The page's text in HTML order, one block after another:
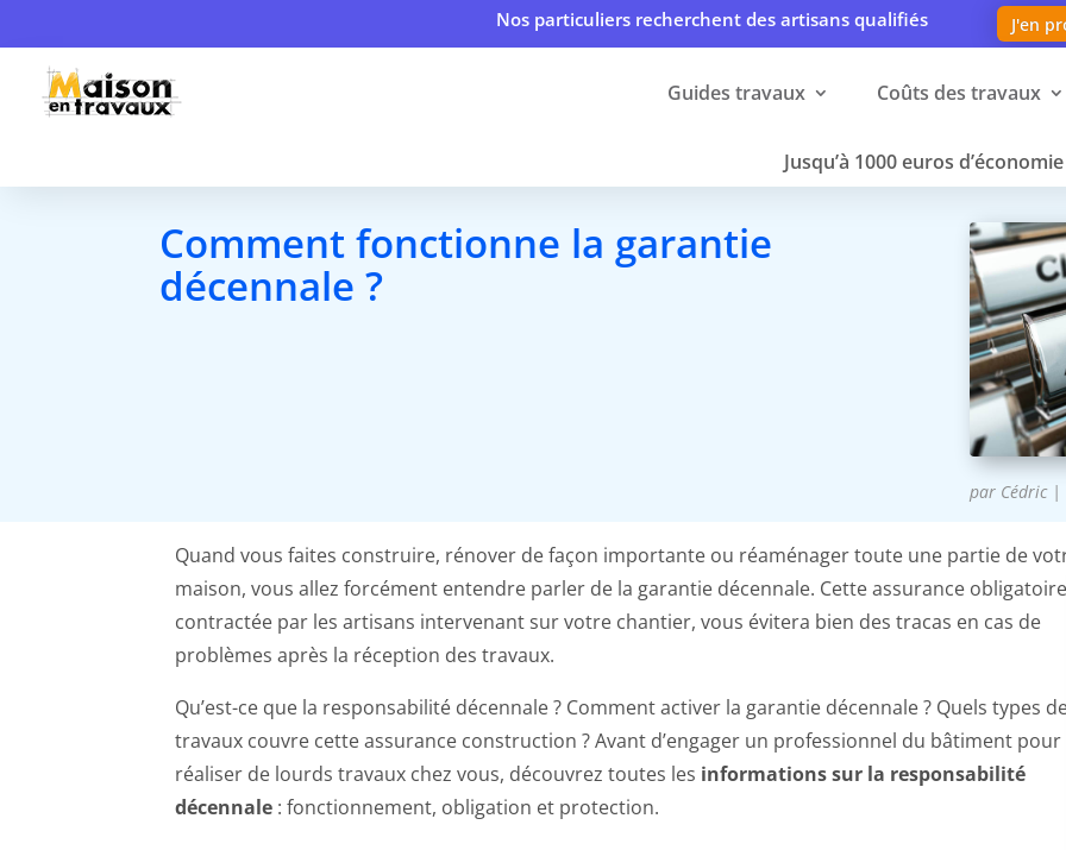
Nos particuliers recherchent des artisans qualifiés J'en
Guides travaux Coûts des travaux
Jusqu’à 1000 euros
Comment fonctionne la garantie
décennale ?
par Cédric|
Quand vous faites construire, rénover de façon importante ou réaménager toute une partie de
maison, vous allez forcément entendre parler de la garantie décennale. Cette assurance
contractée par les artisans intervenant sur votre chantier, vous évitera bien des tracas en cas de
problèmes après la réception des travaux.
Qu’est-ce que la responsabilité décennale ? Comment activer la garantie décennale ? Quels types
travaux couvre cette assurance construction ? Avant d’engager un professionnel du bâtiment pour
réaliser de lourds travaux chez vous, découvrez toutes les informations sur la responsabilité
décennale : fonctionnement, obligation et protection.